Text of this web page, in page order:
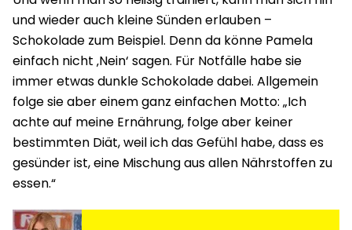
und wieder auch kleine Sünden erlauben –
Schokolade zum Beispiel. Denn da könne Pamela
einfach nicht ‚Nein‘ sagen. Für Notfälle habe sie
immer etwas dunkle Schokolade dabei. Allgemein
folge sie aber einem ganz einfachen Motto: „Ich
achte auf meine Ernährung, folge aber keiner
bestimmten Diät, weil ich das Gefühl habe, dass es
gesünder ist, eine Mischung aus allen Nährstoffen zu
essen.“